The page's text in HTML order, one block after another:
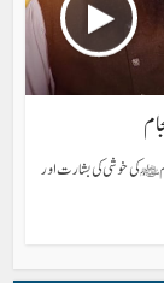
ﷺ کی خوشی کی بشارت اور